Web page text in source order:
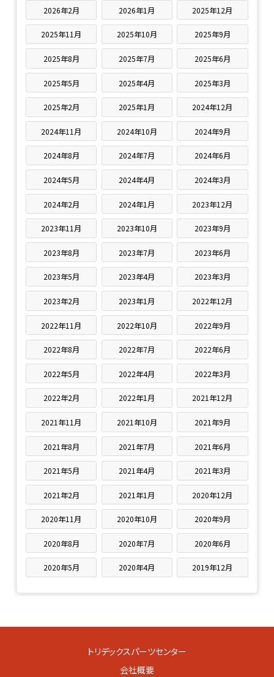
2026年2月 2026年1月 2025年12月
2025年11月 2025年10月 2025年9月
2025年8月 2025年7月 2025年6月
2025年5月 2025年4月 2025年3月
2025年2月 2025年1月 2024年12月
2024年11月 2024年10月 2024年9月
2024年8月 2024年7月 2024年6月
2024年5月 2024年4月 2024年3月
2024年2月 2024年1月 2023年12月
2023年11月 2023年10月 2023年9月
2023年8月 2023年7月 2023年6月
2023年5月 2023年4月 2023年3月
2023年2月 2023年1月 2022年12月
2022年11月 2022年10月 2022年9月
2022年8月 2022年7月 2022年6月
2022年5月 2022年4月 2022年3月
2022年2月 2022年1月 2021年12月
2021年11月 2021年10月 2021年9月
2021年8月 2021年7月 2021年6月
2021年5月 2021年4月 2021年3月
2021年2月 2021年1月 2020年12月
2020年11月 2020年10月 2020年9月
2020年8月 2020年7月 2020年6月
2020年5月 2020年4月 2019年12月
トリデックスパーツセンター
会社概要